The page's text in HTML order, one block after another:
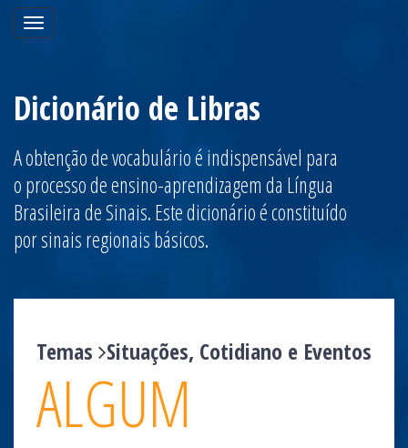
Toggle
navigation
Dicionário de Libras
A obtenção de vocabulário é indispensável para
o processo de ensino-aprendizagem da Língua
Brasileira de Sinais. Este dicionário é constituído
por sinais regionais básicos.
Temas Situações, Cotidiano e Eventos
ALGUM